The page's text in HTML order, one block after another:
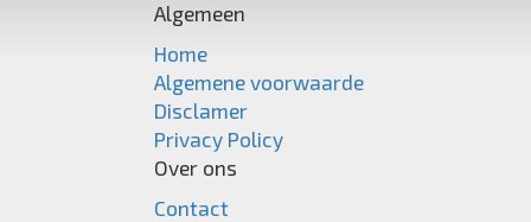
Algemeen
Home
Algemene voorwaarde
Disclamer
Privacy Policy
Over ons
Contact